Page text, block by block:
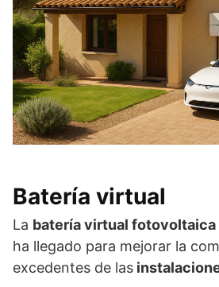
Batería virtual
La batería virtual fotovoltaica
ha llegado para mejorar la
excedentes de las